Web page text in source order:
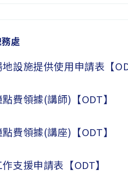
處
地設施提供使用申請表【
費領據(講師)【ODT】
費領據(講座)【ODT】
支援申請表【ODT】